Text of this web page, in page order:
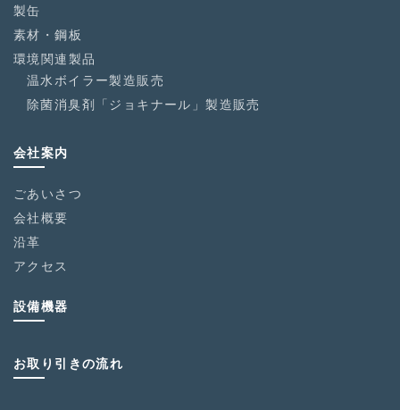
製缶
素材・鋼板
環境関連製品
温水ボイラー製造販売
除菌消臭剤「ジョキナール」製造販売
会社案内
ごあいさつ
会社概要
沿革
アクセス
設備機器
お取り引きの流れ